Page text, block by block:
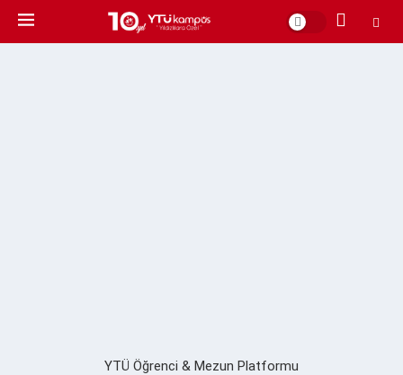
YTÜ Öğrenci & Mezun Platformu